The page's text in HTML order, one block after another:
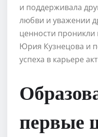
и поддерживала
любви и уважении
ценности
Юрия Кузнецова и
успеха в карьере
первые